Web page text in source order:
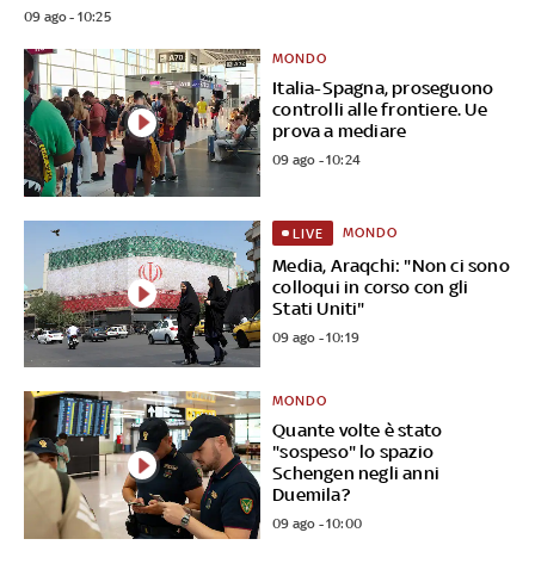
09 ago - 10:25
Italia-Spagna, proseguono
controlli alle frontiere. Ue
prova a mediare
MONDO
09 ago - 10:24
Media, Araqchi: "Non ci sono
colloqui in corso con gli
Stati Uniti"
LIVE MONDO
09 ago - 10:19
Quante volte è stato
"sospeso" lo spazio
Schengen negli anni
Duemila?
MONDO
09 ago - 10:00